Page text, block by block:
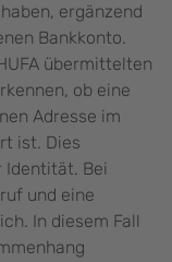
ergänzend
Bankkonto.
übermittelten
ob eine
Adresse im
ist. Dies
Identität. Bei
und eine
In diesem Fall